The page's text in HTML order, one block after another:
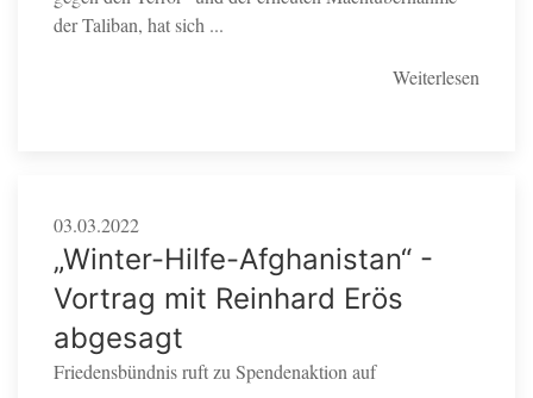
der Taliban, hat sich ...
Weiterlesen
03.03.2022
„Winter-Hilfe-Afghanistan“ -
Vortrag mit Reinhard Erös
abgesagt
Friedensbündnis ruft zu Spendenaktion auf